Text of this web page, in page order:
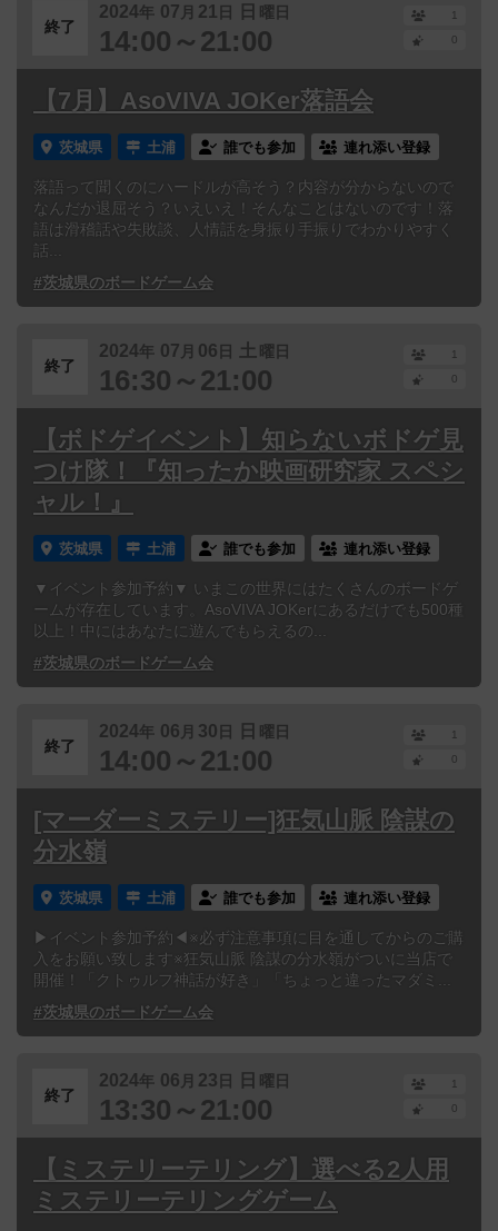
終了
2024年 07 月 21 日 日 曜日
14:00～21:00
1
0
【7月】AsoVIVA JOKer落語会
茨城県 土浦 誰でも参加 連れ添い登録
落語って聞くのにハードルが高そう？内容が分からないので
なんだか退屈そう？いえいえ！そんなことはないのです！落
語は滑稽話や失敗談、人情話を身振り手振りでわかりやすく
話...
#茨城県のボードゲーム会
終了
2024年 07 月 06 日 土 曜日
16:30～21:00
1
0
【ボドゲイベント】知らないボドゲ見
つけ隊！『知ったか映画研究家 スペシ
ャル！』
茨城県 土浦 誰でも参加 連れ添い登録
▼イベント参加予約▼ いまこの世界にはたくさんのボードゲ
ームが存在しています。AsoVIVA JOKerにあるだけでも500種
以上！中にはあなたに遊んでもらえるの...
#茨城県のボードゲーム会
終了
2024年 06 月 30 日 日 曜日
14:00～21:00
1
0
[マーダーミステリー]狂気山脈 陰謀の
分水嶺
茨城県 土浦 誰でも参加 連れ添い登録
▶イベント参加予約◀※必ず注意事項に目を通してからのご購
入をお願い致します※狂気山脈 陰謀の分水嶺がついに当店で
開催！「クトゥルフ神話が好き」「ちょっと違ったマダミ...
#茨城県のボードゲーム会
終了
2024年 06 月 23 日 日 曜日
13:30～21:00
1
0
【ミステリーテリング】選べる2人用
ミステリーテリングゲーム